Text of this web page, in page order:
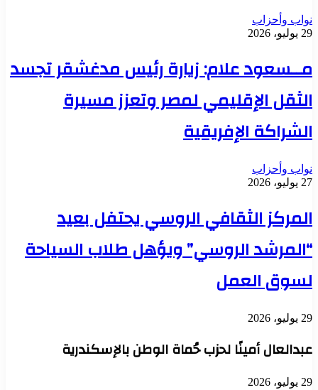
نواب وأحزاب
29 يوليو، 2026
مــسعود علام: زيارة رئيس مدغشقر تجسد
الثقل الإقليمي لمصر وتعزز مسيرة
الشراكة الإفريقية
نواب وأحزاب
27 يوليو، 2026
المركز الثقافي الروسي يحتفل بعيد
“المرشد الروسي” ويؤهل طلاب السياحة
لسوق العمل
29 يوليو، 2026
عبدالعال أمينًا لحزب حُماة الوطن بالإسكندرية
29 يوليو، 2026